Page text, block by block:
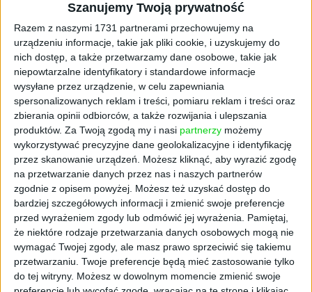
Szanujemy Twoją prywatność
Razem z naszymi 1731 partnerami przechowujemy na
urządzeniu informacje, takie jak pliki cookie, i uzyskujemy do
nich dostęp, a także przetwarzamy dane osobowe, takie jak
niepowtarzalne identyfikatory i standardowe informacje
wysyłane przez urządzenie, w celu zapewniania
spersonalizowanych reklam i treści, pomiaru reklam i treści oraz
zbierania opinii odbiorców, a także rozwijania i ulepszania
produktów. Za Twoją zgodą my i nasi partnerzy możemy
wykorzystywać precyzyjne dane geolokalizacyjne i identyfikację
przez skanowanie urządzeń. Możesz kliknąć, aby wyrazić zgodę
na przetwarzanie danych przez nas i naszych partnerów
zgodnie z opisem powyżej. Możesz też uzyskać dostęp do
bardziej szczegółowych informacji i zmienić swoje preferencje
przed wyrażeniem zgody lub odmówić jej wyrażenia. Pamiętaj,
że niektóre rodzaje przetwarzania danych osobowych mogą nie
wymagać Twojej zgody, ale masz prawo sprzeciwić się takiemu
przetwarzaniu. Twoje preferencje będą mieć zastosowanie tylko
do tej witryny. Możesz w dowolnym momencie zmienić swoje
MY COMPANY EXTRA
Nadciąga koniec branży BPO/SSC w
Polsce? Aleksandra Durzyńska-
Prochowska, szefowa Fujitsu GDC
Polska
Cezary Szczepański 28.09.2021